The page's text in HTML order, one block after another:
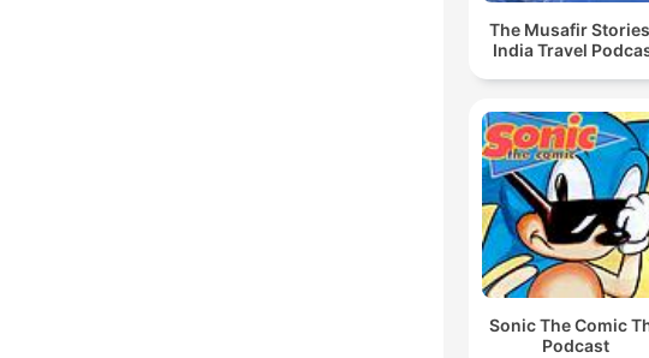
The Musafir
India Travel
Sonic The Comic
Podcast